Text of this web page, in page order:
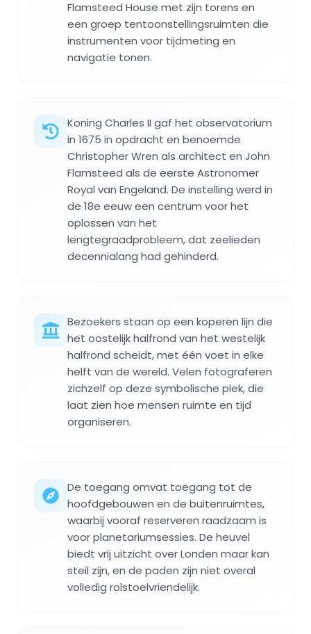
Flamsteed House met zijn torens en
een groep tentoonstellingsruimten die
instrumenten voor tijdmeting en
navigatie tonen.
Koning Charles II gaf het observatorium
in 1675 in opdracht en benoemde
Christopher Wren als architect en John
Flamsteed als de eerste Astronomer
Royal van Engeland. De instelling werd in
de 18e eeuw een centrum voor het
oplossen van het
lengtegraadprobleem, dat zeelieden
decennialang had gehinderd.
Bezoekers staan op een koperen lijn die
het oostelijk halfrond van het westelijk
halfrond scheidt, met één voet in elke
helft van de wereld. Velen fotograferen
zichzelf op deze symbolische plek, die
laat zien hoe mensen ruimte en tijd
organiseren.
De toegang omvat toegang tot de
hoofdgebouwen en de buitenruimtes,
waarbij vooraf reserveren raadzaam is
voor planetariumsessies. De heuvel
biedt vrij uitzicht over Londen maar kan
steil zijn, en de paden zijn niet overal
volledig rolstoelvriendelijk.